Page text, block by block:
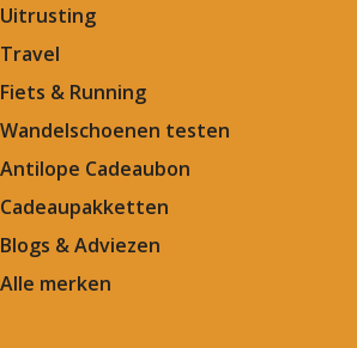
Uitrusting
Travel
Fiets & Running
Wandelschoenen testen
Antilope Cadeaubon
Cadeaupakketten
Blogs & Adviezen
Alle merken